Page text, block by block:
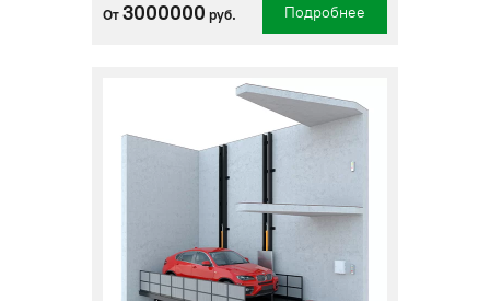
От 3000000 руб. Подробнее